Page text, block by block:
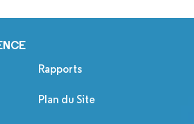
Rapports
Plan du Site